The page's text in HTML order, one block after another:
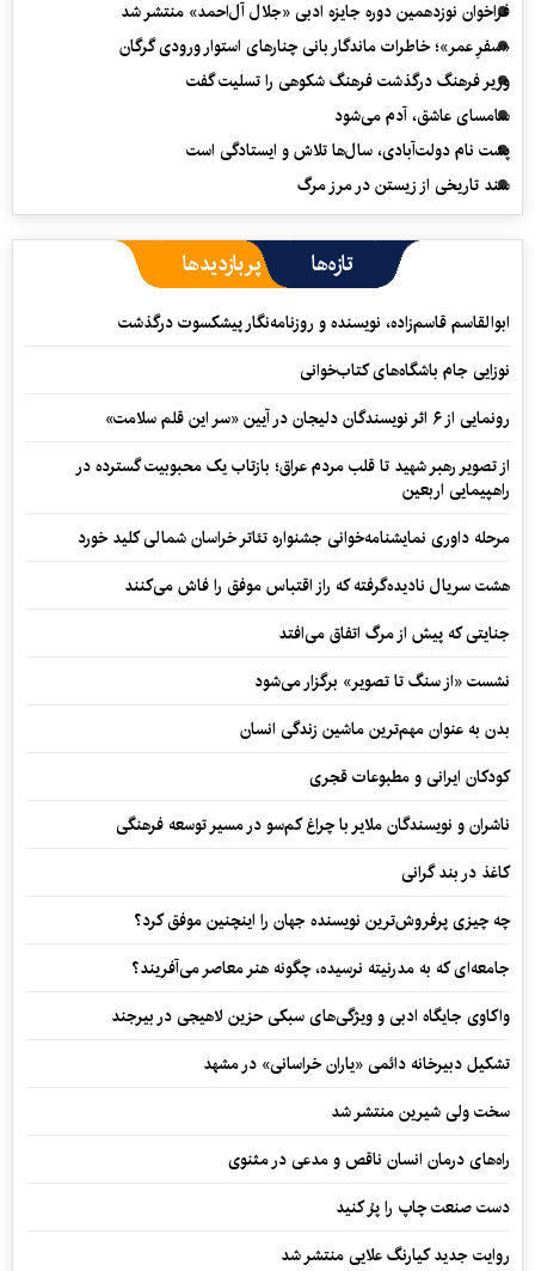
فراخوان نوزدهمین دوره جایزه ادبی «جلال آل‌احمد» منتشر شد
«سفرِ عمر»؛ خاطرات ماندگار بانی چنارهای استوار ورودی گرگان
وزیر فرهنگ درگذشت فرهنگ شکوهی را تسلیت گفت
سامسای عاشق، آدم می‌شود
پشت نام دولت‌آبادی، سال‌ها تلاش و ایستادگی است
سند تاریخی از زیستن در مرز مرگ
تازه‌ها پربازدیدها
ابوالقاسم قاسم‌زاده، نویسنده و روزنامه‌نگار پیشکسوت درگذشت
نوزایی جام باشگاه‌های کتاب‌خوانی
رونمایی از ۶ اثر نویسندگان دلیجان در آیین «سر این قلم سلامت»
از تصویر رهبر شهید تا قلب مردم عراق؛ بازتاب یک محبوبیت گسترده در
راهپیمایی اربعین
مرحله داوری نمایشنامه‌خوانی جشنواره تئاتر خراسان شمالی کلید خورد
هشت سریال نادیده‌گرفته که راز اقتباس موفق را فاش می‌کنند
جنایتی که پیش از مرگ اتفاق می‌افتد
نشست «از سنگ تا تصویر» برگزار می‌شود
بدن به عنوان مهم‌ترین ماشین زندگی انسان
کودکان ایرانی و مطبوعات قجری
ناشران و نویسندگان ملایر با چراغ کم‌سو در مسیر توسعه فرهنگی
کاغذ در بند گرانی
چه چیزی پرفروش‌ترین نویسنده جهان را اینچنین موفق کرد؟
جامعه‌ای که به مدرنیته نرسیده، چگونه هنر معاصر می‌آفریند؟
واکاوی جایگاه ادبی و ویژگی‌های سبکی حزین لاهیجی در بیرجند
تشکیل دبیرخانه دائمی «یاران خراسانی» در مشهد
سخت ولی شیرین منتشر شد
راه‌های درمان انسان ناقص و مدعی در مثنوی
دست صنعت چاپ را پرُ کنید
روایت جدید کیارنگ علایی منتشر شد